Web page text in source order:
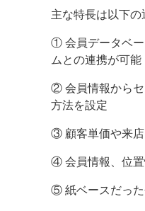
発刊案内
運営
主な特長は以下の
① 会員データベー
ムとの連携が可能
② 会員情報からセ
方法を設定
③ 顧客単価や来
④ 会員情報、位置
⑤ 紙ベースだった